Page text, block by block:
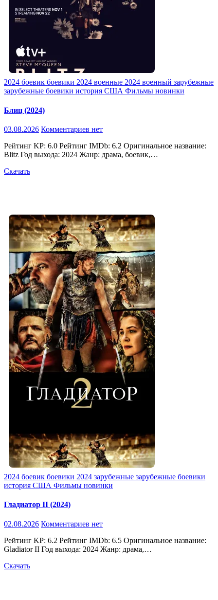
2024 боевик боевики 2024 военные 2024 военный зарубежные
зарубежные боевики история США Фильмы новинки
Блиц (2024)
03.08.2026 Комментариев нет
Рейтинг KP: 6.0 Рейтинг IMDb: 6.2 Оригинальное название:
Blitz Год выхода: 2024 Жанр: драма, боевик,…
Скачать
2024 боевик боевики 2024 зарубежные зарубежные боевики
история США Фильмы новинки
Гладиатор II (2024)
02.08.2026 Комментариев нет
Рейтинг KP: 6.2 Рейтинг IMDb: 6.5 Оригинальное название:
Gladiator II Год выхода: 2024 Жанр: драма,…
Скачать